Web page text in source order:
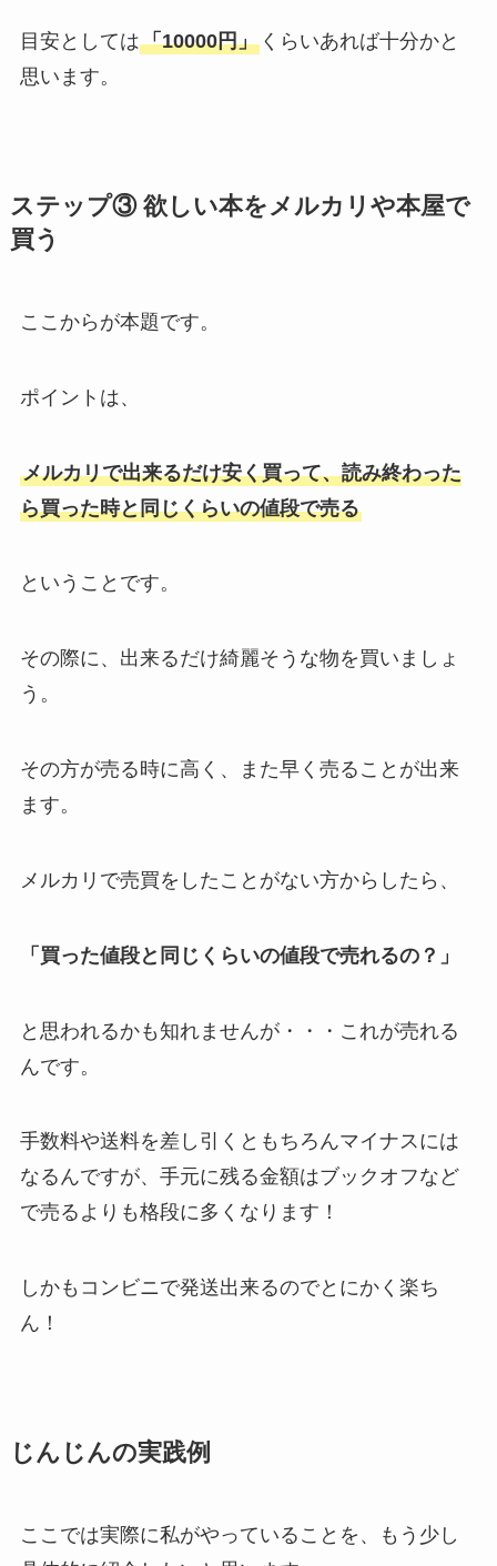
目安としては「10000円」くらいあれば十分かと
思います。
ステップ③ 欲しい本をメルカリや本屋で
買う
ここからが本題です。
ポイントは、
メルカリで出来るだけ安く買って、読み終わった
ら買った時と同じくらいの値段で売る
ということです。
その際に、出来るだけ綺麗そうな物を買いましょ
う。
その方が売る時に高く、また早く売ることが出来
ます。
メルカリで売買をしたことがない方からしたら、
「買った値段と同じくらいの値段で売れるの？」
と思われるかも知れませんが・・・これが売れる
んです。
手数料や送料を差し引くともちろんマイナスには
なるんですが、手元に残る金額はブックオフなど
で売るよりも格段に多くなります！
しかもコンビニで発送出来るのでとにかく楽ち
ん！
じんじんの実践例
ここでは実際に私がやっていることを、もう少し